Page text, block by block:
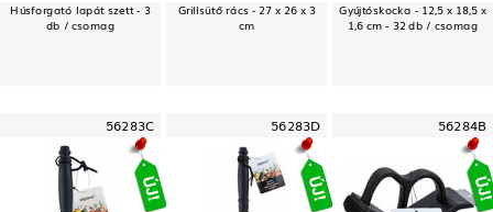
Húsforgató lapát szett - 3
db / csomag
Grillsütő rács - 27 x 26 x 3
cm
Gyújtóskocka - 12,5 x 18,5 x
1,6 cm - 32 db / csomag
56283C 56283D 56284B